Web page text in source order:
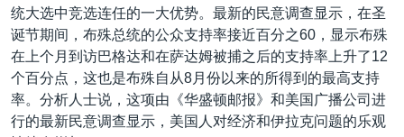
统大选中竞选连任的一大优势。最新的民意调查显示，在圣
诞节期间，布殊总统的公众支持率接近百分之60，显示布殊
在上个月到访巴格达和在萨达姆被捕之后的支持率上升了12
个百分点，这也是布殊自从8月份以来的所得到的最高支持
率。分析人士说，这项由《华盛顿邮报》和美国广播公司进
行的最新民意调查显示，美国人对经济和伊拉克问题的乐观